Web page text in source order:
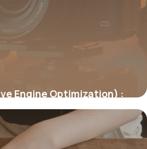
Engine Optimization) :
IA génératives